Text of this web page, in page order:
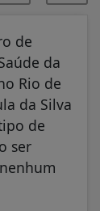
de
da
Rio de
da Silva
de
ser